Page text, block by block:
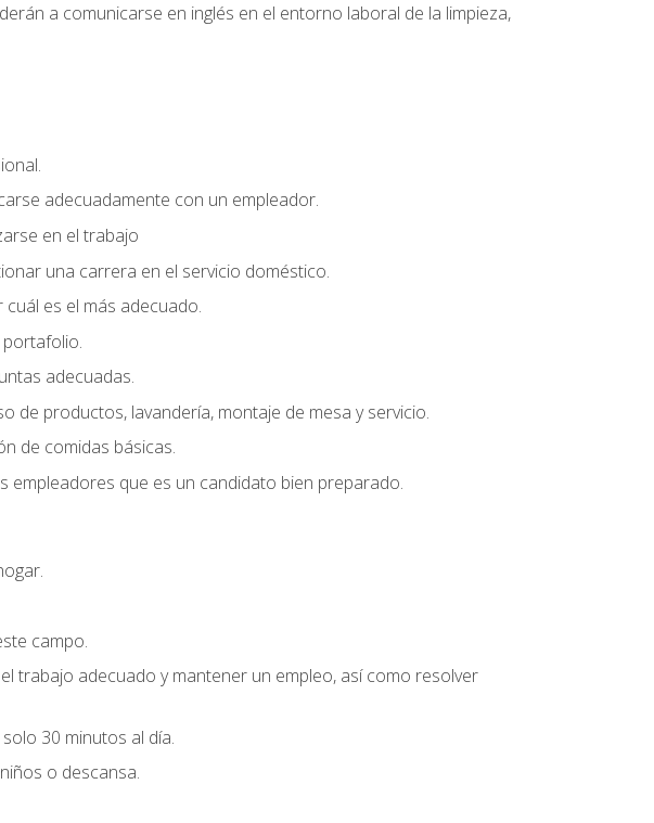
a comunicarse en inglés en el entorno laboral de la limpieza,
adecuadamente con un empleador.
en el trabajo
una carrera en el servicio doméstico.
es el más adecuado.
adecuadas.
de productos, lavandería, montaje de mesa y servicio.
de comidas básicas.
empleadores que es un candidato bien preparado.
campo.
trabajo adecuado y mantener un empleo, así como resolver
30 minutos al día.
o descansa.